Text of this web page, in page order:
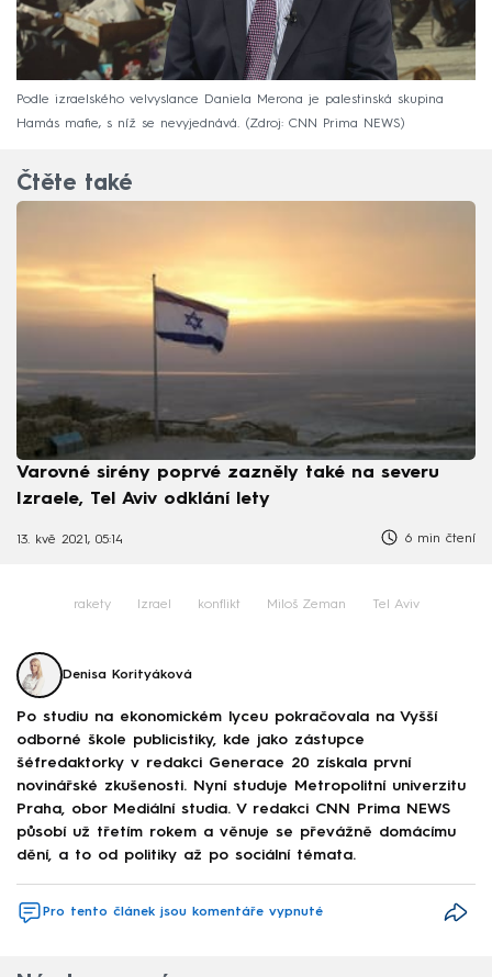
Podle izraelského velvyslance Daniela Merona je palestinská skupina
Hamás mafie, s níž se nevyjednává.
Zdroj: CNN Prima NEWS
Čtěte také
Varovné sirény poprvé zazněly také na severu
Izraele, Tel Aviv odklání lety
13. kvě 2021, 05:14 6 min čtení
rakety Izrael konflikt Miloš Zeman Tel Aviv
Denisa Korityáková
Po studiu na ekonomickém lyceu pokračovala na Vyšší
odborné škole publicistiky, kde jako zástupce
šéfredaktorky v redakci Generace 20 získala první
novinářské zkušenosti. Nyní studuje Metropolitní univerzitu
Praha, obor Mediální studia. V redakci CNN Prima NEWS
působí už třetím rokem a věnuje se převážně domácímu
dění, a to od politiky až po sociální témata.
Pro tento článek jsou komentáře vypnuté